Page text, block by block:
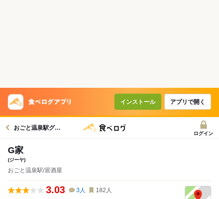
インストール アプリで開く
おごと温泉駅グルメへ
ログイン
G家
(ジーヤ)
おごと温泉駅/居酒屋
3.03 3人 182 人